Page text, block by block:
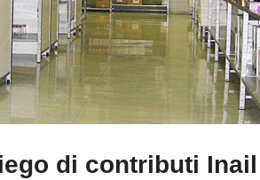
di contributi